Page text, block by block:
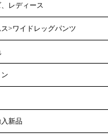
、レディース
>ワイドレッグパンツ
新品